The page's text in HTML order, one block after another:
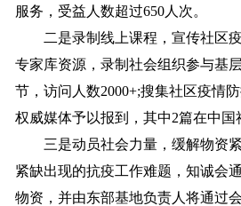
服务，受益人数超过650人次。
二是录制线上课程，宣传社区疫
专家库资源，录制社会组织参与基
节，访问人数2000+;搜集社区疫情
权威媒体予以报到，其中2篇在中国
三是动员社会力量，缓解物资紧
紧缺出现的抗疫工作难题，知诚会
物资，并由东部基地负责人将通过